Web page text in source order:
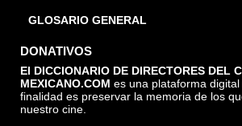
GLOSARIO GENERAL
DONATIVOS
El DICCIONARIO DE DIRECTORES DEL
MEXICANO.COM es una plataforma
finalidad es preservar la memoria de los
nuestro cine.